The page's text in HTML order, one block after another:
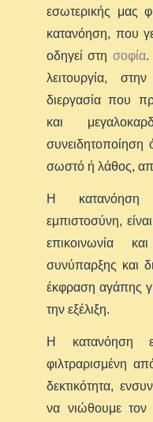
εσωτερικής μας
κατανόηση, που
οδηγεί στη σοφία.
λειτουργία,
διεργασία που
και
συνειδητοποίηση
σωστό ή λάθος,
Η κατανόηση
εμπιστοσύνη,
επικοινωνία
συνύπαρξης και
έκφραση αγάπης
την εξέλιξη.
Η κατανόηση
φιλτραρισμένη
δεκτικότητα,
να νιώθουμε